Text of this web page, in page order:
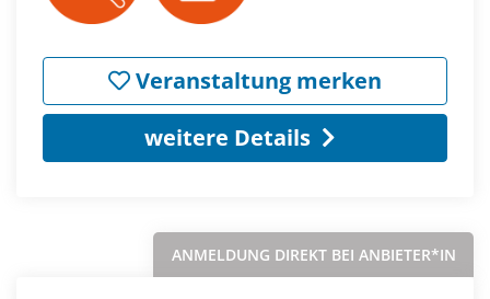
Veranstaltung merken
weitere Details
ANMELDUNG DIREKT BEI ANBIETER*IN